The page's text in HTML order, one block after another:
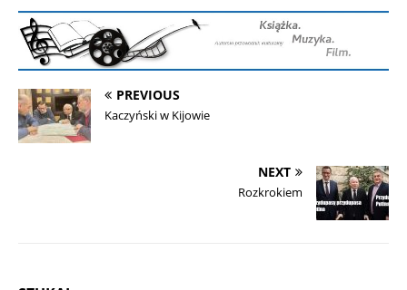
PREVIOUS
Kaczyński w Kijowie
NEXT
Rozkrokiem